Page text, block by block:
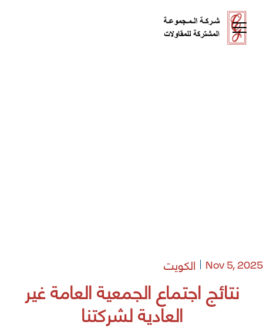
نتائج اجتماع الجمعية العامة غير
العادية لشركتنا
Nov 5, 2025 الكويت